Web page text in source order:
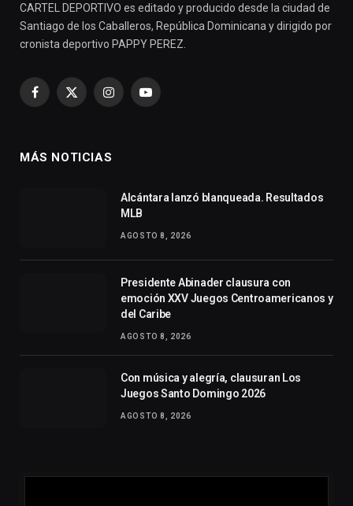
CARTEL DEPORTIVO es editado y producido desde la ciudad de
Santiago de los Caballeros, República Dominicana y dirigido por
cronista deportivo PAPPY PEREZ.
Facebook
X
InstagramYouTube
MÁS NOTICIAS
Alcántara lanzó blanqueada. Resultados
MLB
AGOSTO 8, 2026
Presidente Abinader clausura con
emoción XXV Juegos Centroamericanos y
del Caribe
AGOSTO 8, 2026
Con música y alegría, clausuran Los
Juegos Santo Domingo 2026
AGOSTO 8, 2026